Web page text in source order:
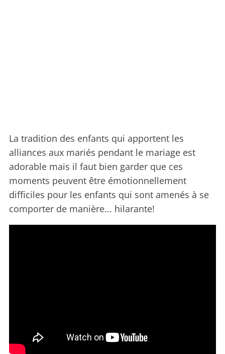
La tradition des enfants qui apportent les
alliances aux mariés pendant le mariage est
adorable mais il faut bien garder que ces
moments peuvent être émotionnellement
difficiles pour les enfants qui sont amenés à se
comporter de manière... hilarante!